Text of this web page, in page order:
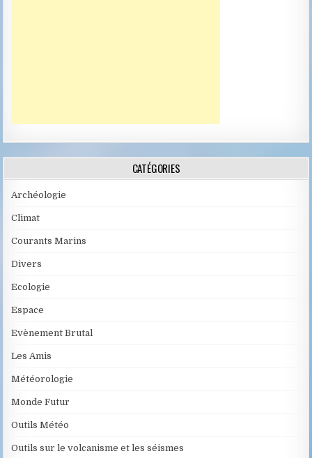
CATÉGORIES
Archéologie
Climat
Courants Marins
Divers
Ecologie
Espace
Evènement Brutal
Les Amis
Météorologie
Monde Futur
Outils Météo
Outils sur le volcanisme et les séismes